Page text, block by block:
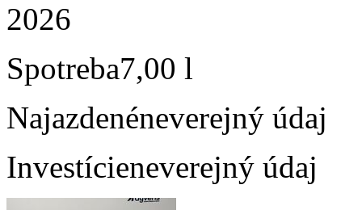
2026
Spotreba7,00 l
Najazdenéneverejný údaj
Investícieneverejný údaj